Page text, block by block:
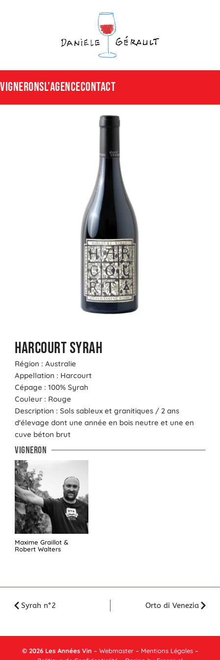
VigneronsL’agenceCONTACT
Harcourt Syrah
Région : Australie
Appellation : Harcourt
Cépage : 100% Syrah
Couleur : Rouge
Description : Sols sableux et granitiques / 2 ans
d'élevage dont une année en bois neutre et une en
cuve béton brut
Vigneron
Maxime Graillot &
Robert Walters
Syrah n°2 Orto di Venezia
© 2026 LesAnnées Vin – Webmaster– Mentions Légales–